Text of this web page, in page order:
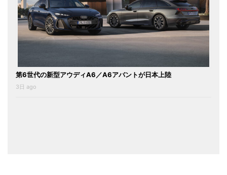
第6世代の新型アウディA6／A6アバントが日本上陸
3日 ago